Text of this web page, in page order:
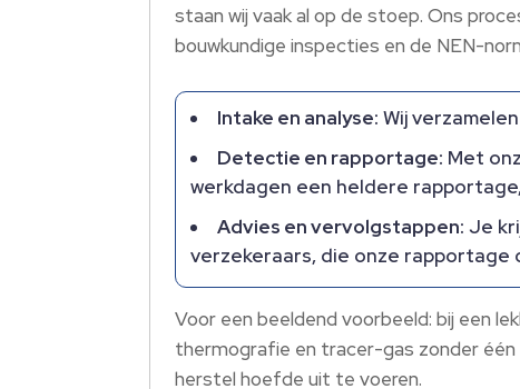
staan wij vaak al op de stoep. Ons
bouwkundige inspecties en de NEN-
Intake en analyse: Wij
Detectie en rapportage: Met
werkdagen een heldere
Advies en vervolgstappen: Je
verzekeraars, die onze
Voor een beeldend voorbeeld: bij een
thermografie en tracer-gas zonder één
herstel hoefde uit te voeren.